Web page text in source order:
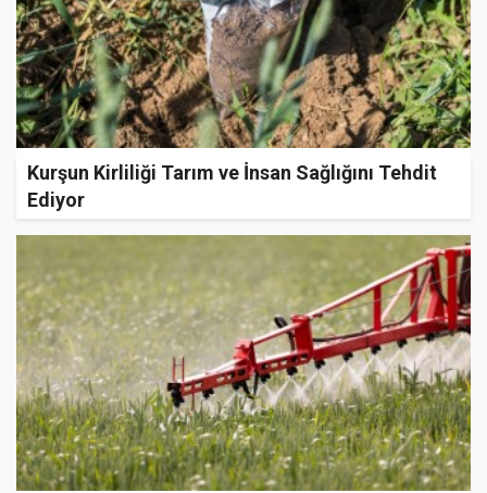
Kurşun Kirliliği Tarım ve İnsan Sağlığını Tehdit
Ediyor